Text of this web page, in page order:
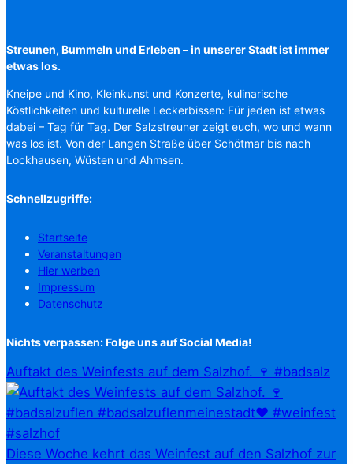
Streunen, Bummeln und Erleben – in unserer Stadt ist immer
etwas los.
Kneipe und Kino, Kleinkunst und Konzerte, kulinarische
Köstlichkeiten und kulturelle Leckerbissen: Für jeden ist etwas
dabei – Tag für Tag. Der Salzstreuner zeigt euch, wo und wann
was los ist. Von der Langen Straße über Schötmar bis nach
Lockhausen, Wüsten und Ahmsen.
Schnellzugriffe:
Startseite
Veranstaltungen
Hier werben
Impressum
Datenschutz
Nichts verpassen: Folge uns auf Social Media!
Auftakt des Weinfests auf dem Salzhof. 🍷 #badsalz
Diese Woche kehrt das Weinfest auf den Salzhof zur